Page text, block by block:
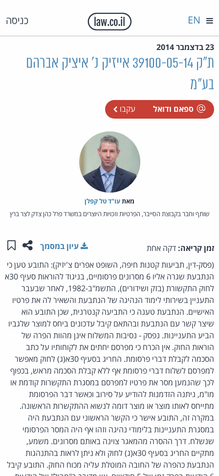
כניסה EN
23 בדצמבר 2014
ת"ק 39100-05-14 אייזיק נ' איציק אברהם
בע"מ
ספאם ודואל עקבו
מאת‏עו"ד טל קפלן
שותף וחבר בקבוצת הסייבר, הפרטיות וזכויות היוצרים במשרד פרל כהן צדק לצר ברץ
זמן קריאה: דקה אחת שתפו
עיון במסמך
(פסק-דין, תביעות קטנות חיפה, השופט אפרים צ'יזיק): התובע טען כי
הנתבעת שגרה אליו 6 מסרונים פרסומיים, בניגוד להוראות סעיף 30א
לחוק התקשורת (בזק ושידורים), התשמ"ב-1982, לאחר שבעבר
התעניין בשירותי לימוד הנהיגה של הנתבעת והשאיר לה את פרטיו
האישיים. הנתבעת טענה כי התביעה קנטרנית, שכן התובע הוא
שיצר קשר עם הנתבעת ובהתאם קיבל עדכונים ביחס למוצר שלגביו
הביע התעניינות. נפסק - נסיבות המשלוח אינן מהוות הפרה של
הוראות החוק. אין הכרח כי מפרסם יחתים את לקוחותיו על כתב
הסכמה לקבלת דברי פרסומת. החריג בסעיף 30א(ג) לחוק מאפשר
למפרסם לשלוח דברי פרסומת אף ללא קבלת הסכמה מראש, בכפוף
לכך שהנמען מסר את פרטיו למפרסם במסגרת התקשרות קודמת או
מו"מ, ניתנה הזדמנות להודיע על סירוב וכאשר דבר הפרסומת
מתייחס לאותו מוצר או מוצר דומה לנשוא ההתקשרות הראשונה.
במקרה זה, התובע אישר כי הקשר הראשוני עם הנתבעת היה
במסגרת התעניינות בלימודי נהיגה וזהו אף היה המסר הפרסומי
שנשלח. דרך ההסרה מהמאגר צוינה באותם מסרונים. משמע,
מתקיים החריג בסעיף 30א(ג) לחוק ולא ניתן לראות בהתנהגות
הנתבעת כהפרה של החובה המוטלת עליה מכוח החוק. התובע קיבל